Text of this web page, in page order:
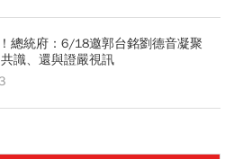
總統府：6/18邀郭台銘劉德音凝聚
共識、還與證嚴視訊